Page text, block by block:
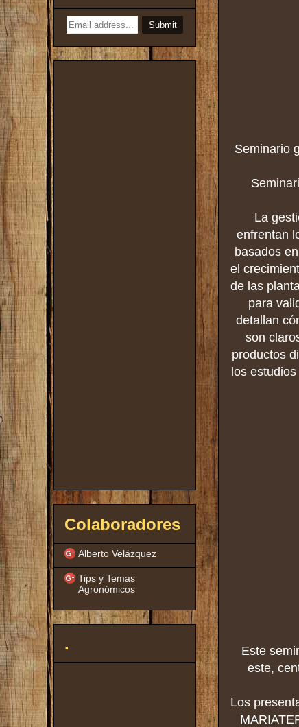
Seminario
La
enfrentan
basados
el
de las
para
detallan
son
productos
los
Este
este,
Los
Colaboradores
Alberto Velázquez
Tips y Temas
Agronómicos
.